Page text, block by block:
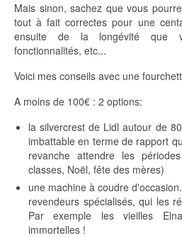
Mais sinon, sachez que vous
tout à fait correctes pour une
ensuite de la longévité que
fonctionnalités, etc...
Voici mes conseils avec une
A moins de 100€ : 2 options:
la silvercrest de Lidl autour de
imbattable en terme de rapport
revanche attendre les
classes, Noël, fête des mères)
une machine à coudre
revendeurs spécialisés, qui les
Par exemple les vieilles
immortelles !